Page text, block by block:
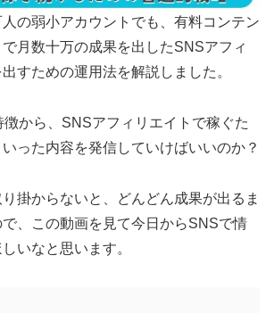
の弱小アカウントでも、有料コンテン
月数十万の成果を出したSNSアフィ
すための運用法を解説しました。
から、SNSアフィリエイトで稼ぐた
った内容を発信していけばいいのか？
掛からないと、どんどん成果が出るま
、この動画を見て今日からSNSで情
いなと思います。